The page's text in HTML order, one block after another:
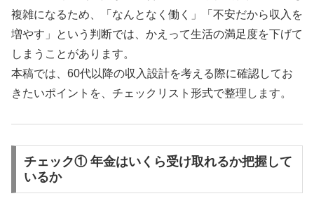
複雑になるため、「なんとなく働く」「不安だから収入を
増やす」という判断では、かえって生活の満足度を下げて
しまうことがあります。
本稿では、60代以降の収入設計を考える際に確認してお
きたいポイントを、チェックリスト形式で整理します。
チェック① 年金はいくら受け取れるか把握して
いるか